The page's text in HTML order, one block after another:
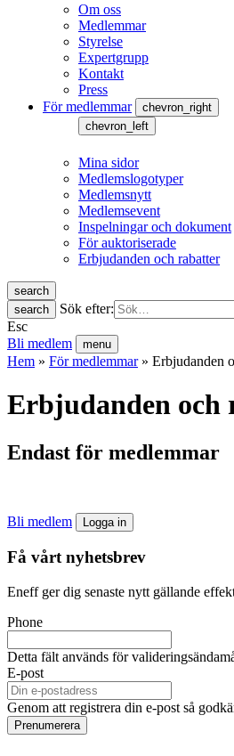
Om oss
Medlemmar
Styrelse
Expertgrupp
Kontakt
Press
För medlemmar
chevron_right
chevron_left
Mina sidor
Medlemslogotyper
Medlemsnytt
Medlemsevent
Inspelningar och dokument
För auktoriserade
Erbjudanden och rabatter
search
search
Sök efter:
Esc
Bli medlem
menu
Hem » För medlemmar» Erbjudanden
Erbjudanden och
Endast för medlemmar
Bli medlem Logga in
Få vårt nyhetsbrev
Eneff ger dig senaste nytt gällande
Phone
Detta fält används för
E-post
Genom att registrera din e-post så
Prenumerera